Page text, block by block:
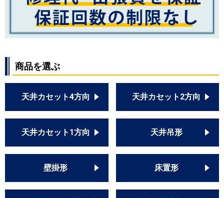
商品を選ぶ
天井カセット4方向 天井カセット2方向
天井カセット1方向 天井吊形
壁掛形 床置形